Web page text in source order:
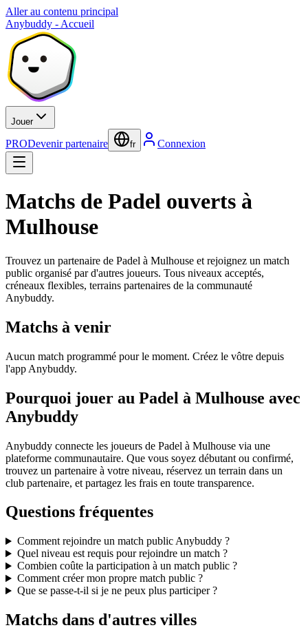
Aller au contenu principal
Anybuddy - Accueil
Jouer
PRODevenir partenaire fr Connexion
Matchs de Padel ouverts à
Mulhouse
Trouvez un partenaire de Padel à Mulhouse et rejoignez un match
public organisé par d'autres joueurs. Tous niveaux acceptés,
créneaux flexibles, terrains partenaires de la communauté
Anybuddy.
Matchs à venir
Aucun match programmé pour le moment. Créez le vôtre depuis
l'app Anybuddy.
Pourquoi jouer au Padel à Mulhouse avec
Anybuddy
Anybuddy connecte les joueurs de Padel à Mulhouse via une
plateforme communautaire. Que vous soyez débutant ou confirmé,
trouvez un partenaire à votre niveau, réservez un terrain dans un
club partenaire, et partagez les frais en toute transparence.
Questions fréquentes
Comment rejoindre un match public Anybuddy ?
Quel niveau est requis pour rejoindre un match ?
Combien coûte la participation à un match public ?
Comment créer mon propre match public ?
Que se passe-t-il si je ne peux plus participer ?
Matchs dans d'autres villes